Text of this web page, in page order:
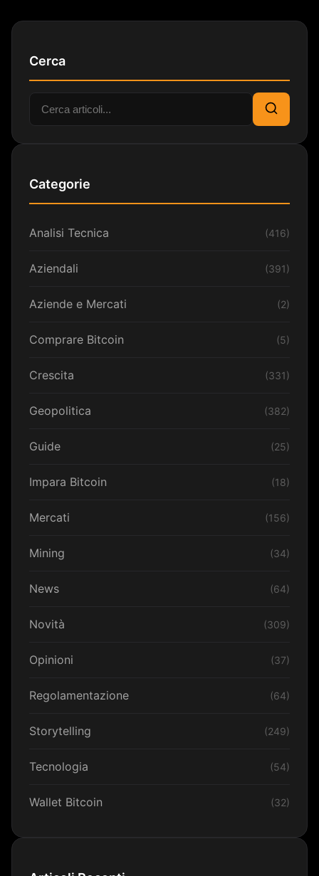
Cerca
Cerca:
Cerca
Categorie
Analisi Tecnica (416)
Aziendali (391)
Aziende e Mercati (2)
Comprare Bitcoin (5)
Crescita (331)
Geopolitica (382)
Guide (25)
Impara Bitcoin (18)
Mercati (156)
Mining (34)
News (64)
Novità (309)
Opinioni (37)
Regolamentazione (64)
Storytelling (249)
Tecnologia (54)
Wallet Bitcoin (32)